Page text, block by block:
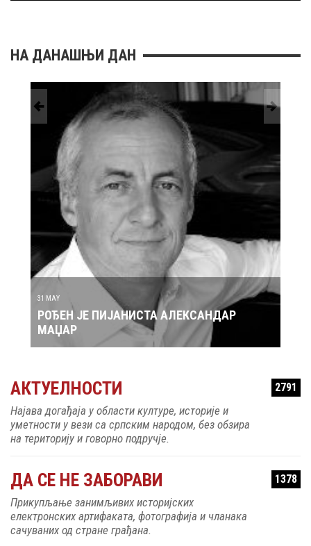
НА ДАНАШЊИ ДАН
АЛЕКСАНДАР
РОЂЕН ЈЕ ПЕВАЧ ЗДРАВКО
АКТУЕЛНОСТИ 2791
Најава догађаја у области културе, историје и
уметности у вези са српским народом, без обзира
на територију и говорно подручје.
ДА СЕ НЕ ЗАБОРАВИ 1378
Прикупљање занимљивих историјских
електронских артифаката, фотографија и чланака
сачуваних од стране грађана.